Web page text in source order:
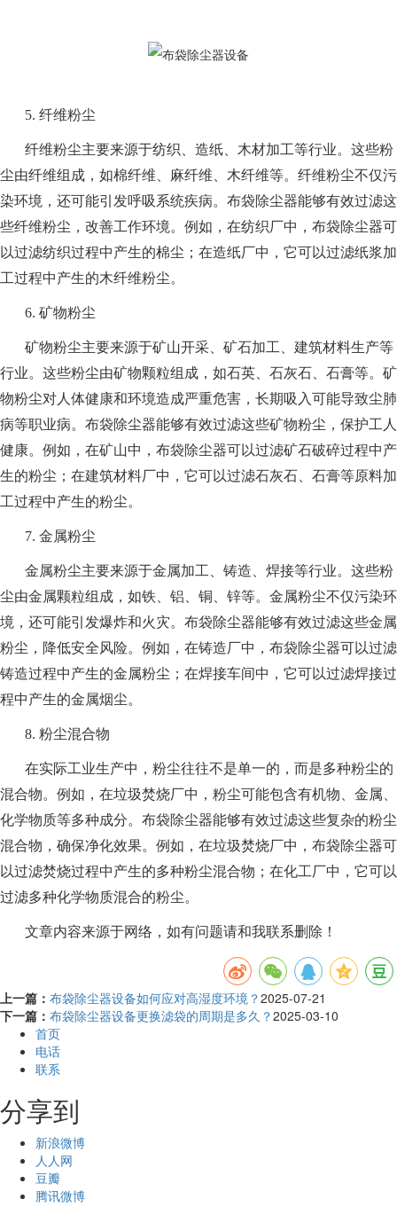
5. 纤维粉尘
纤维粉尘主要来源于纺织、造纸、木材加工等行业。这些粉
尘由纤维组成，如棉纤维、麻纤维、木纤维等。纤维粉尘不仅污
染环境，还可能引发呼吸系统疾病。布袋除尘器能够有效过滤这
些纤维粉尘，改善工作环境。例如，在纺织厂中，布袋除尘器可
以过滤纺织过程中产生的棉尘；在造纸厂中，它可以过滤纸浆加
工过程中产生的木纤维粉尘。
6. 矿物粉尘
矿物粉尘主要来源于矿山开采、矿石加工、建筑材料生产等
行业。这些粉尘由矿物颗粒组成，如石英、石灰石、石膏等。矿
物粉尘对人体健康和环境造成严重危害，长期吸入可能导致尘肺
病等职业病。布袋除尘器能够有效过滤这些矿物粉尘，保护工人
健康。例如，在矿山中，布袋除尘器可以过滤矿石破碎过程中产
生的粉尘；在建筑材料厂中，它可以过滤石灰石、石膏等原料加
工过程中产生的粉尘。
7. 金属粉尘
金属粉尘主要来源于金属加工、铸造、焊接等行业。这些粉
尘由金属颗粒组成，如铁、铝、铜、锌等。金属粉尘不仅污染环
境，还可能引发爆炸和火灾。布袋除尘器能够有效过滤这些金属
粉尘，降低安全风险。例如，在铸造厂中，布袋除尘器可以过滤
铸造过程中产生的金属粉尘；在焊接车间中，它可以过滤焊接过
程中产生的金属烟尘。
8. 粉尘混合物
在实际工业生产中，粉尘往往不是单一的，而是多种粉尘的
混合物。例如，在垃圾焚烧厂中，粉尘可能包含有机物、金属、
化学物质等多种成分。布袋除尘器能够有效过滤这些复杂的粉尘
混合物，确保净化效果。例如，在垃圾焚烧厂中，布袋除尘器可
以过滤焚烧过程中产生的多种粉尘混合物；在化工厂中，它可以
过滤多种化学物质混合的粉尘。
文章内容来源于网络，如有问题请和我联系删除！
上一篇： 布袋除尘器设备如何应对高湿度环境？2025-07-21
下一篇： 布袋除尘器设备更换滤袋的周期是多久？2025-03-10
首页
电话
联系
分享到
新浪微博
人人网
豆瓣
腾讯微博